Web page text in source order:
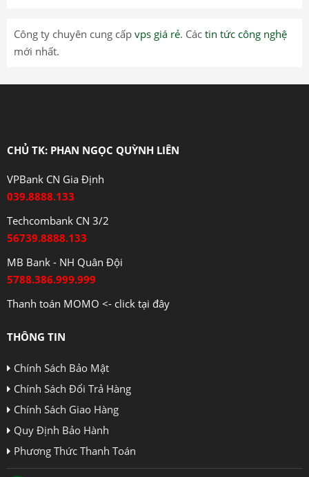
Công ty chuyên cung cấp vps giá rẻ. Các tin tức công nghệ
mới nhất.
CHỦ TK: PHAN NGỌC QUỲNH LIÊN
VPBank CN Gia Định
039.8888.133
Techcombank CN 3/2
56739.8888.133
MB Bank - NH Quân Đội
5788.386.999.999
Thanh toán MOMO <- click tại đây
THÔNG TIN
Chính Sách Bảo Mật
Chính Sách Đổi Trả Hàng
Chính Sách Giao Hàng
Quy Định Bảo Hành
Phương Thức Thanh Toán